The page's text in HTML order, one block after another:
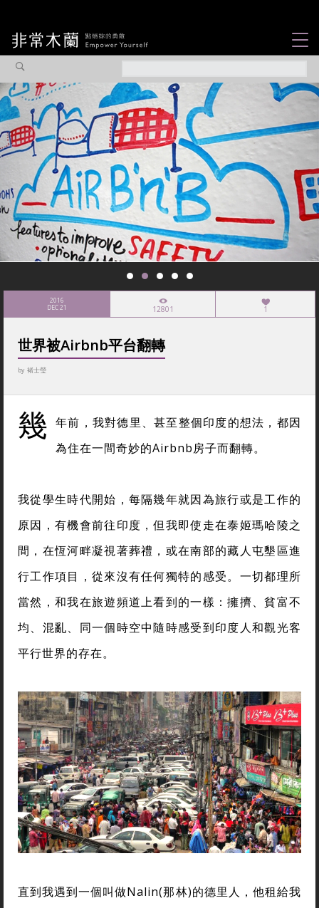
觀點專欄
焦點企劃
社會企業
認識我們
2016
DEC 21 12801 1
世界被Airbnb平台翻轉
by 褚士瑩
幾 年前，我對德里、甚至整個印度的想法，都因
為住在一間奇妙的Airbnb房子而翻轉。
我從學生時代開始，每隔幾年就因為旅行或是工作的
原因，有機會前往印度，但我即使走在泰姬瑪哈陵之
間，在恆河畔凝視著葬禮，或在南部的藏人屯墾區進
行工作項目，從來沒有任何獨特的感受。一切都理所
當然，和我在旅遊頻道上看到的一樣：擁擠、貧富不
均、混亂、同一個時空中隨時感受到印度人和觀光客
平行世界的存在。
直到我遇到一個叫做Nalin(那林)的德里人，他租給我